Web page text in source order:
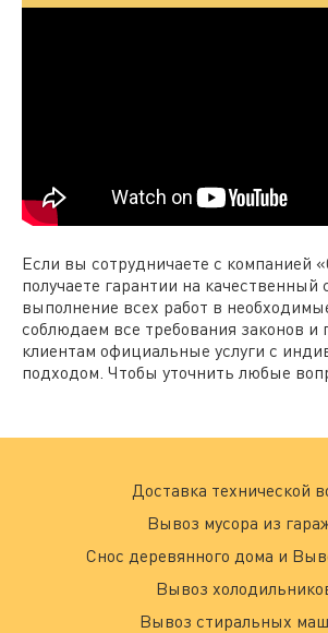
Если вы сотрудничаете с
получаете гарантии на качественный
выполнение всех работ в
соблюдаем все требования законов и
клиентам официальные услуги с
подходом. Чтобы уточнить любые
Доставка технической
Вывоз мусора из
Снос деревянного дома и
Вывоз
Вывоз стиральных